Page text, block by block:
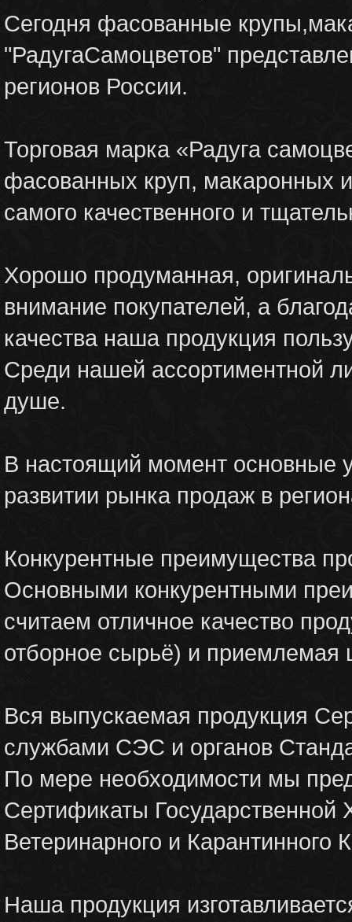
Сегодня фасованные
"РадугаСамоцветов"
регионов России.
Торговая марка «Радуга
фасованных круп, макаронных
самого качественного и
Хорошо продуманная,
внимание покупателей, а
качества наша продукция
Среди нашей ассортиментной
душе.
В настоящий момент основные
развитии рынка продаж в
Конкурентные преимущества
Основными конкурентными
считаем отличное качество
отборное сырьё) и приемлемая
Вся выпускаемая продукция
службами СЭС и органов
По мере необходимости мы
Сертификаты
Ветеринарного и Карантинного
Наша продукция